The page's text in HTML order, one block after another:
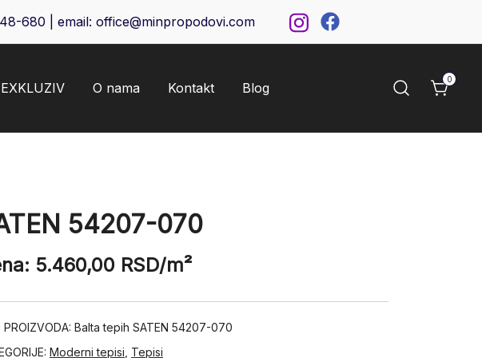
680 | email: office@minpropodovi.com
O nama Kontakt Blog
0
54207-070
5.460,00 RSD/m²
PROIZVODA: Balta tepih SATEN 54207-070
Moderni tepisi Tepisi